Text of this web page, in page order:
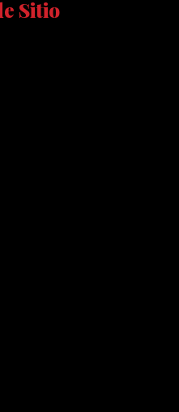
Sitio